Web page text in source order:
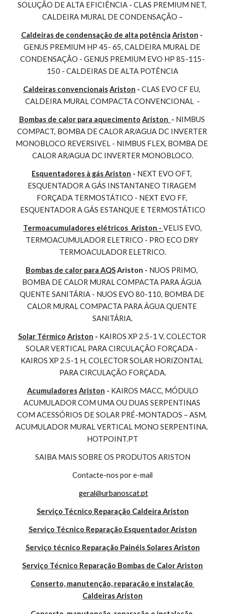
SOLUÇÃO DE ALTA EFICIÊNCIA - CLAS PREMIUM NET,
CALDEIRA MURAL DE CONDENSAÇÃO –
Caldeiras de condensação de alta potência Ariston
GENUS PREMIUM HP 45- 65, CALDEIRA MURAL DE
CONDENSAÇÃO - GENUS PREMIUM EVO HP 85-115-
150 - CALDEIRAS DE ALTA POTÊNCIA
Caldeiras convencionaisAriston - CLAS EVO CF EU,
CALDEIRA MURAL COMPACTA CONVENCIONAL  -
Bombas de calor para aquecimento Ariston - NIMBUS
COMPACT, BOMBA DE CALOR AR/AGUA DC INVERTER
MONOBLOCO REVERSIVEL - NIMBUS FLEX, BOMBA DE
CALOR AR/AGUA DC INVERTER MONOBLOCO.
Esquentadores à gás Ariston - NEXT EVO OFT,
ESQUENTADOR A GÁS INSTANTANEO TIRAGEM
FORÇADA TERMOSTÁTICO - NEXT EVO FF,
ESQUENTADOR A GÁS ESTANQUE E TERMOSTÁTICO
Termoacumuladores elétricos  Ariston - VELIS EVO,
TERMOACUMULADOR ELETRICO - PRO ECO DRY
TERMOACULADOR ELETRICO.
Bombas de calor para AQS Ariston - NUOS PRIMO,
BOMBA DE CALOR MURAL COMPACTA PARA ÁGUA
QUENTE SANITÁRIA - NUOS EVO 80-110, BOMBA DE
CALOR MURAL COMPACTA PARA ÁGUA QUENTE
SANITÁRIA.
Solar Térmico Ariston - KAIROS XP 2.5-1 V, COLECTOR
SOLAR VERTICAL PARA CIRCULAÇÃO FORÇADA -
KAIROS XP 2.5-1 H, COLECTOR SOLAR HORIZONTAL
PARA CIRCULAÇÃO FORÇADA.
Acumuladores Ariston - KAIROS MACC, MÓDULO
ACUMULADOR COM UMA OU DUAS SERPENTINAS
COM ACESSÓRIOS DE SOLAR PRÉ-MONTADOS – ASM,
ACUMULADOR MURAL VERTICAL MONO SERPENTINA.
HOTPOINT.PT
SAIBA MAIS SOBRE OS PRODUTOS ARISTON
Contacte-nos por e-mail
geral@urbanoscat.pt
Serviço Técnico Reparação Caldeira Ariston
Serviço Técnico Reparação Esquentador Ariston
Serviço técnico Reparação Painéis Solares Ariston
Serviço Técnico Reparação Bombas de Calor Ariston
Conserto, manutenção, reparação e instalação
Caldeiras Ariston